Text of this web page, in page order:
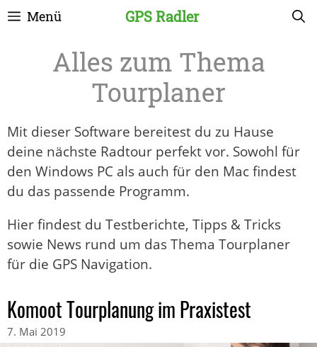
Zum
GPS Radler
Menü
Tourplaner
Mit dieser Software bereitest du zu Hause
deine nächste Radtour perfekt vor. Sowohl für
den Windows PC als auch für den Mac findest
du das passende Programm.
Hier findest du Testberichte, Tipps & Tricks
sowie News rund um das Thema Tourplaner
für die GPS Navigation.
Komoot Tourplanung im Praxistest
7. Mai 2019